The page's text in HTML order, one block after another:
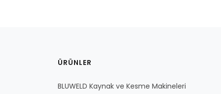
ÜRÜNLER
BLUWELD Kaynak ve Kesme Makineleri